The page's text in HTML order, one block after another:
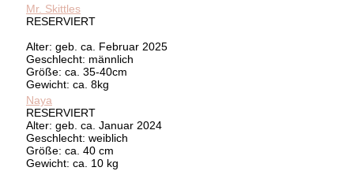
Mr. Skittles
RESERVIERT
Alter: geb. ca. Februar 2025
Geschlecht: männlich
Größe: ca. 35-40cm
Gewicht: ca. 8kg
Naya
RESERVIERT
Alter: geb. ca. Januar 2024
Geschlecht: weiblich
Größe: ca. 40 cm
Gewicht: ca. 10 kg